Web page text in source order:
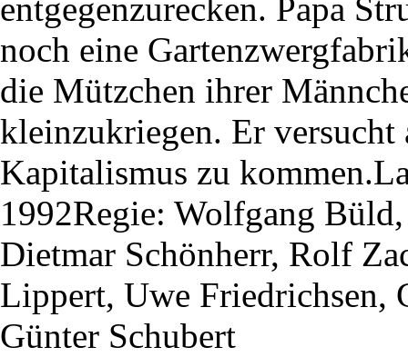
entgegenzurecken. Papa
noch eine
die Mützchen ihrer
kleinzukriegen. Er
Kapitalismus zu
1992Regie: Wolfgang
Dietmar Schönherr, Rolf
Lippert, Uwe Friedrichsen,
Günter Schubert